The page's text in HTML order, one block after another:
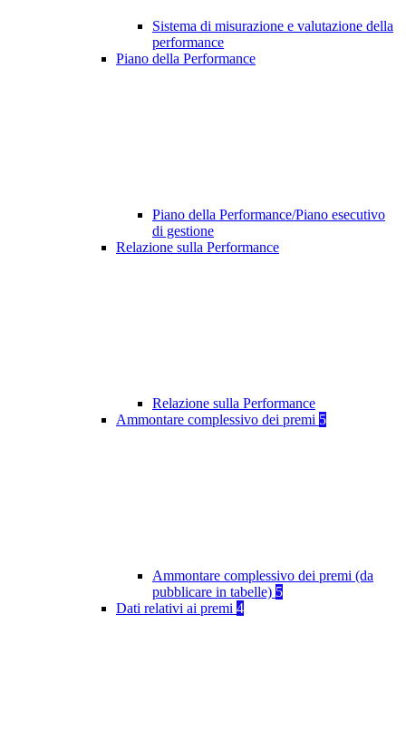
Sistema di misurazione e valutazione della
performance
Piano della Performance
Piano della Performance/Piano esecutivo
di gestione
Relazione sulla Performance
Relazione sulla Performance
Ammontare complessivo dei premi 5
Ammontare complessivo dei premi (da
pubblicare in tabelle) 5
Dati relativi ai premi 4